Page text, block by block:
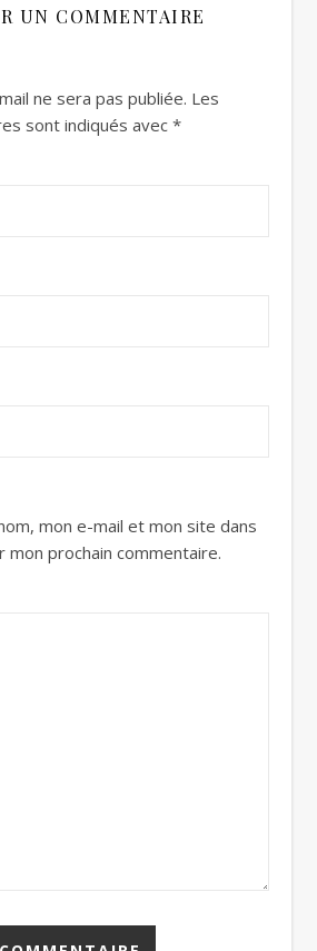
UN COMMENTAIRE
ne sera pas publiée. Les
sont indiqués avec *
mon e-mail et mon site dans
mon prochain commentaire.